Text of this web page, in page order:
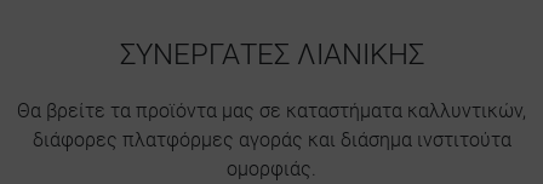
ΣΥΝΕΡΓΆΤΕΣ ΛΙΑΝΙΚΉΣ
Θα βρείτε τα προϊόντα μας σε καταστήματα καλλυντικών,
διάφορες πλατφόρμες αγοράς και διάσημα ινστιτούτα
ομορφιάς.